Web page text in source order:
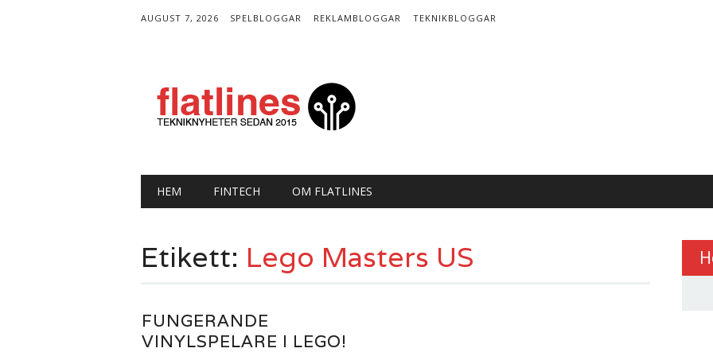
AUGUST 7, 2026 SPELBLOGGAR REKLAMBLOGGAR TEKNIKBLOGGAR
Huvudmeny
HEM FINTECH OM FLATLINES
Etikett: Lego Masters US
FUNGERANDE
VINYLSPELARE I LEGO!